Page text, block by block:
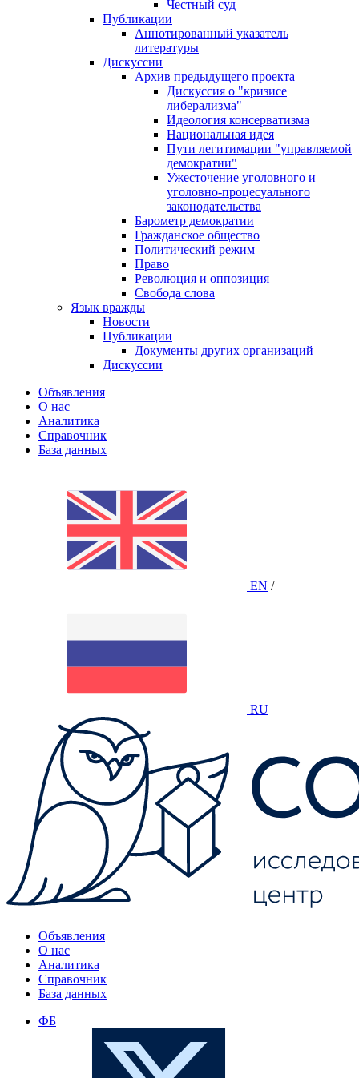
Честный суд
Публикации
Аннотированный указатель
литературы
Дискуссии
Архив предыдущего проекта
Дискуссия о "кризисе
либерализма"
Идеология консерватизма
Национальная идея
Пути легитимации "управляемой
демократии"
Ужесточение уголовного и
уголовно-процесуального
законодательства
Барометр демократии
Гражданское общество
Политический режим
Право
Революция и оппозиция
Свобода слова
Язык вражды
Новости
Публикации
Документы других организаций
Дискуссии
Объявления
О нас
Аналитика
Справочник
База данных
EN /
RU
Объявления
О нас
Аналитика
Справочник
База данных
ФБ